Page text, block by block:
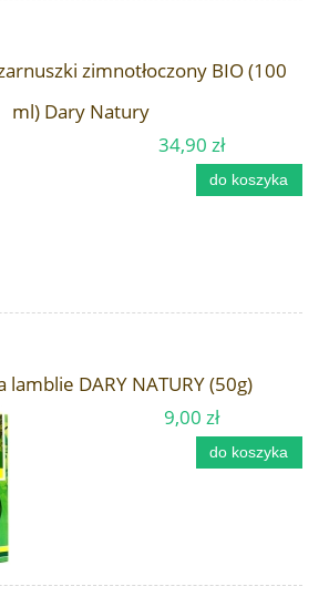
zimnotłoczony BIO (100
ml) Dary Natury
34,90 zł
do koszyka
lamblie DARY NATURY (50g)
9,00 zł
do koszyka